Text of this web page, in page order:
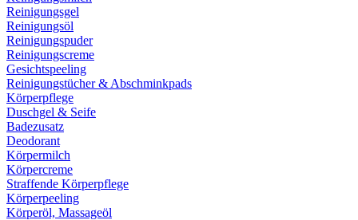
Reinigungsgel
Reinigungsöl
Reinigungspuder
Reinigungscreme
Gesichtspeeling
Reinigungstücher & Abschminkpads
Körperpflege
Duschgel & Seife
Badezusatz
Deodorant
Körpermilch
Körpercreme
Straffende Körperpflege
Körperpeeling
Körperöl, Massageöl